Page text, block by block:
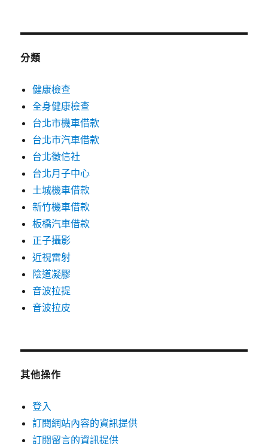
分類
健康檢查
全身健康檢查
台北市機車借款
台北市汽車借款
台北徵信社
台北月子中心
土城機車借款
新竹機車借款
板橋汽車借款
正子攝影
近視雷射
陰道凝膠
音波拉提
音波拉皮
其他操作
登入
訂閱網站內容的資訊提供
訂閱留言的資訊提供